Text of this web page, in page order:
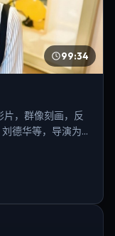
99:34
，群像刻画，反
德华等，导演为